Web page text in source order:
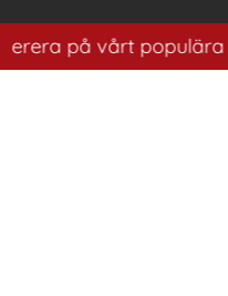
vårt populära